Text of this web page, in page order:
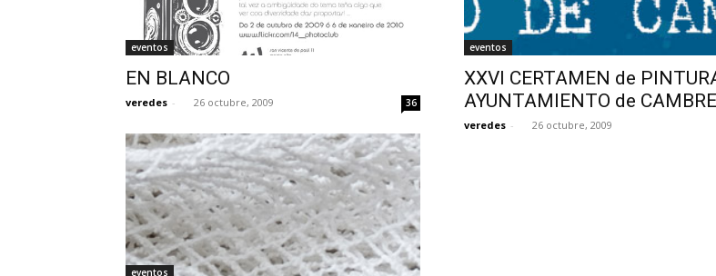
eventos
EN BLANCO
veredes - 26 octubre, 2009 36
eventos
XXVI CERTAMEN de
AYUNTAMIENTO de CAMBRE
veredes - 26 octubre, 2009
eventos